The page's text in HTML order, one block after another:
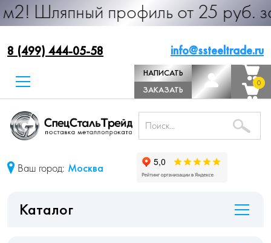
профиль от 25 руб. за м.п.
8 (499) 444-05-58 info@ssteeltrade.ru
НАПИСАТЬ
ДИРЕКТОРУ
ЗАКАЗАТЬ
ЗВОНОК
0
0
Ваш город: Москва
Каталог